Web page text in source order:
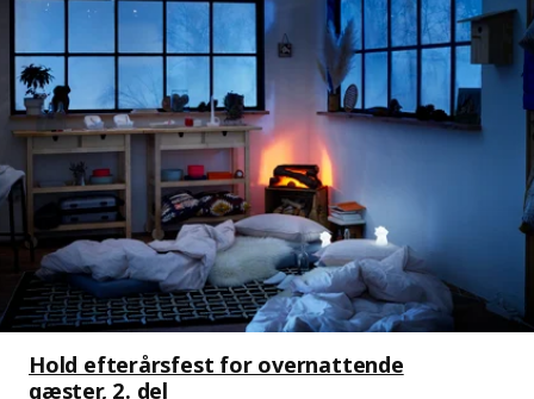
Hold efterårsfest for overnattende
gæster, 2. del